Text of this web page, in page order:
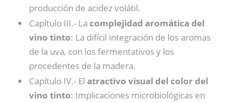
producción de acidez volátil.
Capítulo III.- La complejidad aromática del
vino tinto: La difícil integración de los aromas
de la uva, con los fermentativos y los
procedentes de la madera.
Capítulo IV.- El atractivo visual del color del
vino tinto: Implicaciones microbiológicas en